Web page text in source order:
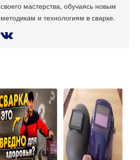
своего мастерства, обучаясь новым
методикам и технологиям в сварке.